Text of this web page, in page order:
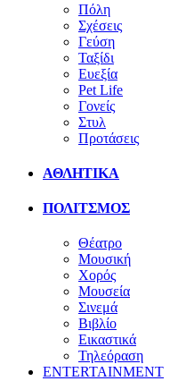
Πόλη
Σχέσεις
Γεύση
Ταξίδι
Ευεξία
Pet Life
Γονείς
Στυλ
Προτάσεις
ΑΘΛΗΤΙΚΑ
ΠΟΛΙΤΣΜΟΣ
Θέατρο
Μουσική
Χορός
Μουσεία
Σινεμά
Βιβλίο
Εικαστικά
Τηλεόραση
ENTERTAINMENT